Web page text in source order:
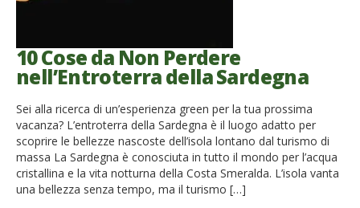
10 Cose da Non Perdere
nell’Entroterra della Sardegna
Sei alla ricerca di un’esperienza green per la tua prossima
vacanza? L’entroterra della Sardegna è il luogo adatto per
scoprire le bellezze nascoste dell’isola lontano dal turismo di
massa La Sardegna è conosciuta in tutto il mondo per l’acqua
cristallina e la vita notturna della Costa Smeralda. L’isola vanta
una bellezza senza tempo, ma il turismo […]